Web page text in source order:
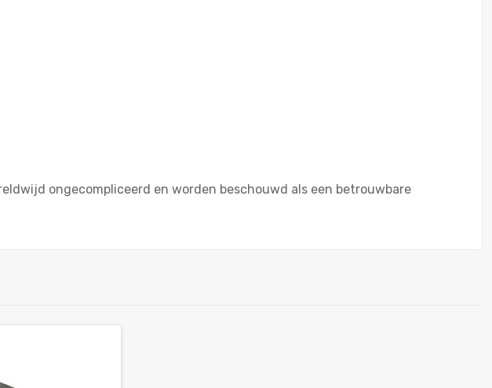
ongecompliceerd en worden beschouwd als een betrouwbare